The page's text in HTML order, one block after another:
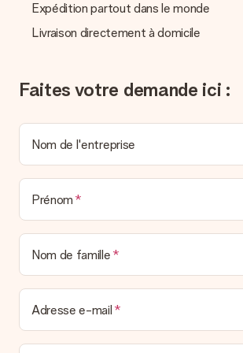
pouvez de même retrouver votre facture
personnel MySurprise. Vous pouvez ainsi
envoyer directement le cadeau à l’heureux
Expédition partout dans le monde
Livraison directement à domicile
Faites votre demande ici :
Nom de l'entreprise
Prénom
Nom de famille
Adresse e-mail